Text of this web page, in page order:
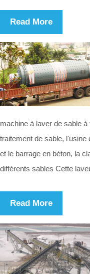
Read More
machine à laver de sable
traitement de sable, l'usine
et le barrage en béton, la
différents sables Cette
Read More